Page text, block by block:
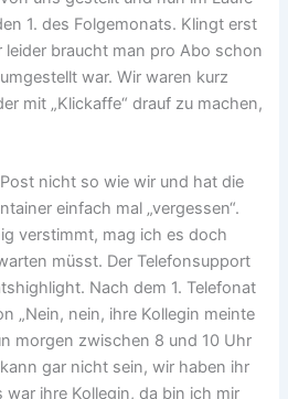
1. des Folgemonats. Klingt erst
leider braucht man pro Abo schon
war. Wir waren kurz
mit „Klickaffe“ drauf zu machen,
nicht so wie wir und hat die
einfach mal „vergessen“.
verstimmt, mag ich es doch
müsst. Der Telefonsupport
Nach dem 1. Telefonat
„Nein, nein, ihre Kollegin meinte
morgen zwischen 8 und 10 Uhr
gar nicht sein, wir haben ihr
war ihre Kollegin, da bin ich mir